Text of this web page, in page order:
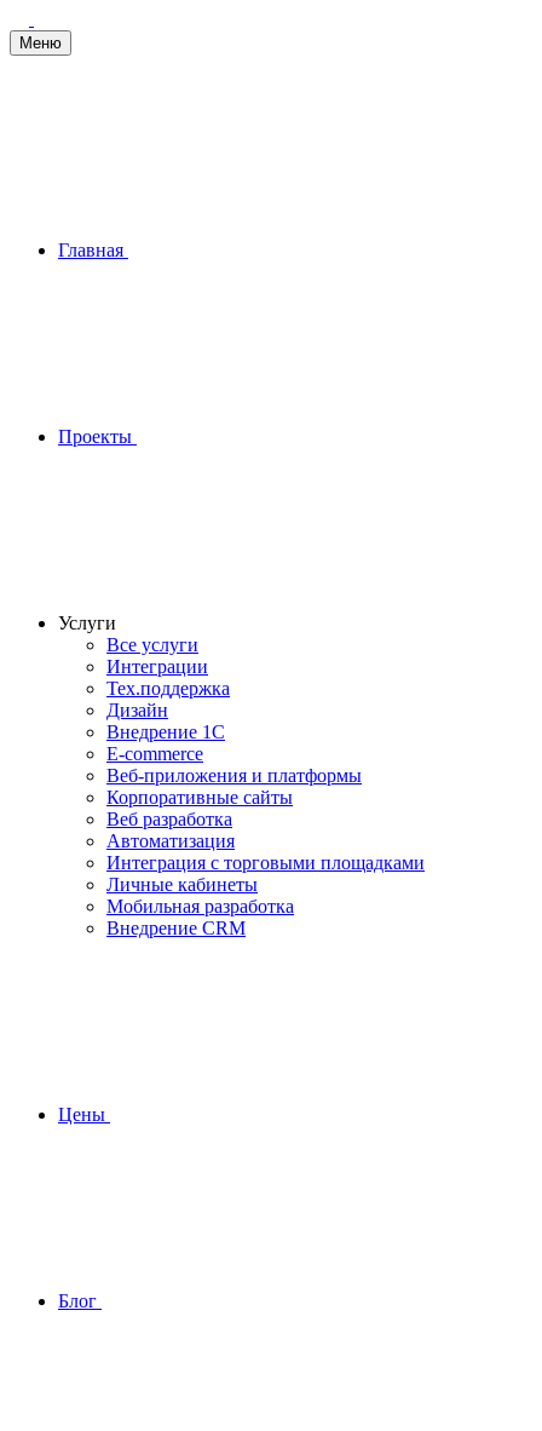
Меню
Главная
Проекты
Услуги
Все услуги
Интеграции
Тех.поддержка
Дизайн
Внедрение 1С
E-commerce
Веб-приложения и платформы
Корпоративные сайты
Веб разработка
Автоматизация
Интеграция с торговыми площадками
Личные кабинеты
Мобильная разработка
Внедрение CRM
Цены
Блог